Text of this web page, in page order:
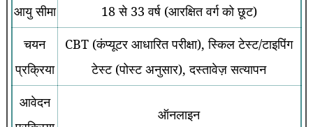
आयु सीमा
18 से 33 वर्ष (आरक्षित वर्ग को छूट)
चयन
प्रक्रिया
CBT (कंप्यूटर आधारित परीक्षा), स्किल टेस्ट/टाइपिंग
टेस्ट (पोस्ट अनुसार), दस्तावेज़ सत्यापन
आवेदन
ऑनलाइन